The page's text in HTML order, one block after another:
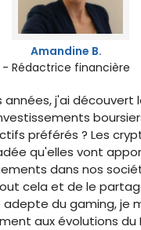
Amandine B.
- Rédactrice financière
années, j'ai découvert
préférés ? Les
qu'elles vont
dans nos
cela et de le
adepte du gaming, je
aux évolutions du